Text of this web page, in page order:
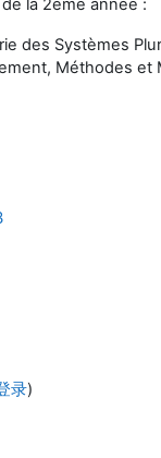
la 2ème année :
des Systèmes
Méthodes et
录)